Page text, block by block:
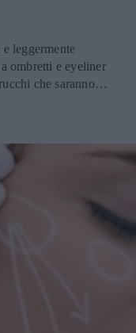
leggermente
ombretti e eyeliner
che saranno